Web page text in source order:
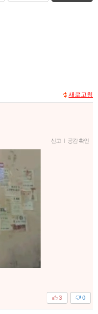
새로고침
신고 | 공감 확인
0
3